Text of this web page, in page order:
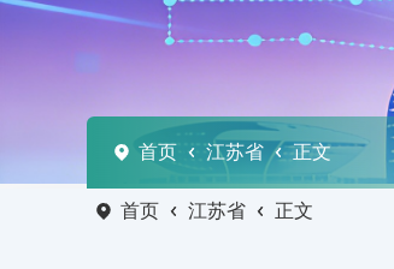
首页 江苏省 正文
首页 江苏省 正文